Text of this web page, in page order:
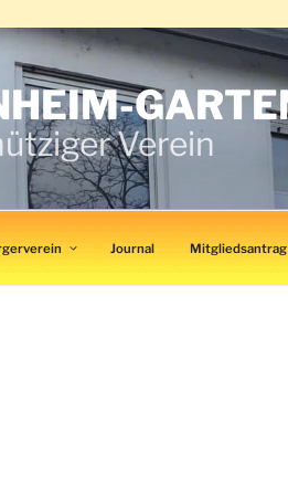
Verein
Journal Mitgliedsantrag